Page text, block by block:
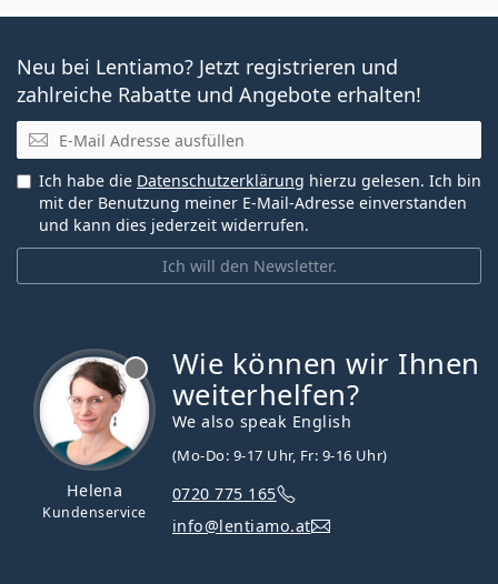
Neu bei Lentiamo? Jetzt registrieren und
zahlreiche Rabatte und Angebote erhalten!
E-Mail
Ich will den Newsletter.
Ich habe die Datenschutzerklärung hierzu gelesen. Ich bin
mit der Benutzung meiner E-Mail-Adresse einverstanden
und kann dies jederzeit widerrufen.
Helena
Kundenservice
Wie können wir Ihnen
weiterhelfen?
We also speak English
(Mo-Do: 9-17 Uhr, Fr: 9-16 Uhr)
0720 775 165
info@lentiamo.at